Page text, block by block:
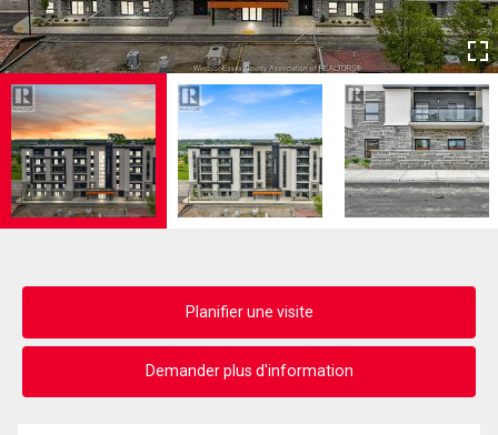
Planifier une visite
Demander plus d'information